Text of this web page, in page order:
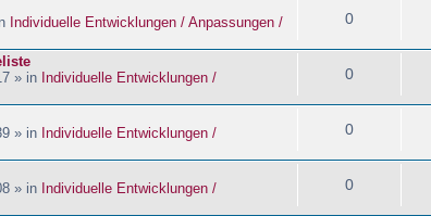
Individuelle Entwicklungen / Anpassungen /
0
» in Individuelle Entwicklungen /
0
» in Individuelle Entwicklungen /
0
» in Individuelle Entwicklungen /
0